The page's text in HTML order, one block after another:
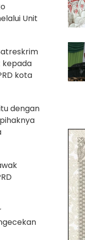
Unit
kepada
kota
dengan